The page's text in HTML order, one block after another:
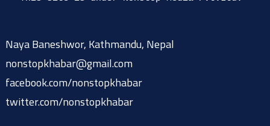
Naya Baneshwor, Kathmandu, Nepal
nonstopkhabar@gmail.com
facebook.com/nonstopkhabar
twitter.com/nonstopkhabar